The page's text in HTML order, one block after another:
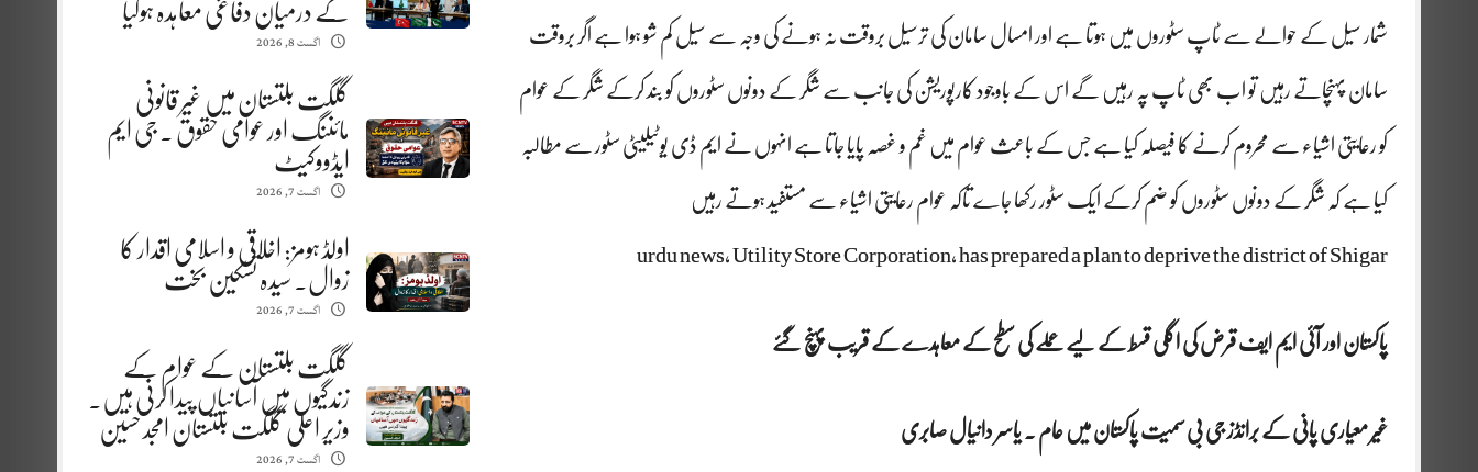
کے درمیان دفاعی معاہدہ ہوگیا
اگست 8, 2026
گلگت بلتستان میں غیر قانونی
مائننگ اور عوامی حقوق . جی ایم
ایڈووکیٹ
اگست 7, 2026
اولڈ ہومز: اخلاقی و اسلامی اقدار کا
زوال. سیدہ تسکین بخت
اگست 7, 2026
گلگت بلتستان کے عوام کے
زندگیوں میں آسانیاں پیدا کرنی ہیں.
وزیر اعلیٰ گلگت بلتستان امجد حسین
اگست 7, 2026
شمار سیل کے حوالے سے ٹاپ سٹوروں میں ہوتا ہے اور امسال سامان کی ترسیل بروقت نہ ہونے کی وجہ سے سیل کم شو ہوا ہے اگر بروقت
سامان پہنچاتے رہیں تو اب بھی ٹاپ پہ رہیں گے اس کے باوجود کارپوریشن کی جانب سے شگر کے دونوں سٹوروں کو بند کرکے شگر کے عوام
کو رعایتی اشیاء سے محروم کرنے کا فیصلہ کیا ہے جس کے باعث عوام میں غم و غصہ پایا جاتا ہے انہوں نے ایم ڈی یوٹیلیٹی سٹور سے مطالبہ
کیا ہے کہ شگر کے دونوں سٹوروں کو ضم کرکے ایک سٹور رکھا جاے تاکہ عوام رعایتی اشیاء سے مستفید ہوتے رہیں
urdu news, Utility Store Corporation, has prepared a plan to deprive the district of Shigar
پاکستان اور آئی ایم ایف قرض کی اگلی قسط کے لیے عملے کی سطح کے معاہدے کے قریب پہنچ گئے
غیر معیاری پانی کے برانڈز جی بی سمیت پاکستان میں عام ۔ یاسر دانیال صابری